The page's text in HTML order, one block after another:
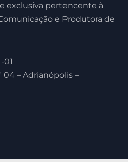
exclusiva pertencente à
e Produtora de
01
04 – Adrianópolis –